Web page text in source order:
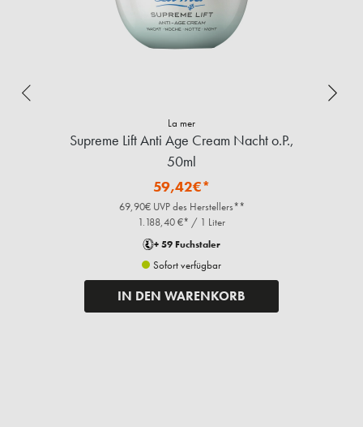
La mer
Supreme Lift Anti Age Cream Nacht o.P.,
50ml
59,42€*
69,90€ UVP des Herstellers**
1.188,40 €* / 1 Liter
+ 59 Fuchstaler
Sofort verfügbar
IN DEN WARENKORB